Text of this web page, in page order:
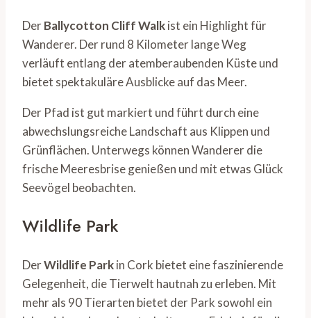
DerBallycotton Cliff Walkist ein Highlight für
Wanderer. Der rund 8 Kilometer lange Weg
verläuft entlang der atemberaubenden Küste und
bietet spektakuläre Ausblicke auf das Meer.
Der Pfad ist gut markiert und führt durch eine
abwechslungsreiche Landschaft aus Klippen und
Grünflächen. Unterwegs können Wanderer die
frische Meeresbrise genießen und mit etwas Glück
Seevögel beobachten.
Wildlife Park
DerWildlife Parkin Cork bietet eine faszinierende
Gelegenheit, die Tierwelt hautnah zu erleben. Mit
mehr als 90 Tierarten bietet der Park sowohl ein